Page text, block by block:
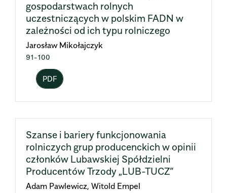
gospodarstwach rolnych
uczestniczących w polskim FADN w
zależności od ich typu rolniczego
Jarosław Mikołajczyk
91-100
PDF
Szanse i bariery funkcjonowania
rolniczych grup producenckich w opinii
członków Lubawskiej Spółdzielni
Producentów Trzody „LUB-TUCZ”
Adam Pawlewicz, Witold Empel